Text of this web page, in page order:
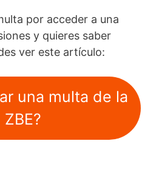
por acceder a una
y quieres saber
ver este artículo:
una multa de la
ZBE?